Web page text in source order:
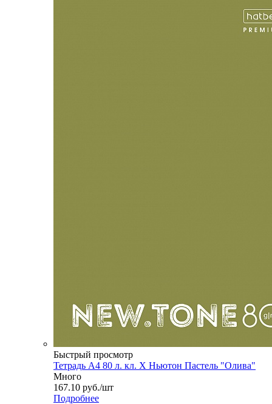
Быстрый просмотр
Тетрадь А4 80 л. кл. Х Ньютон Пастель "Олива"
Много
167.10 руб./шт
Подробнее